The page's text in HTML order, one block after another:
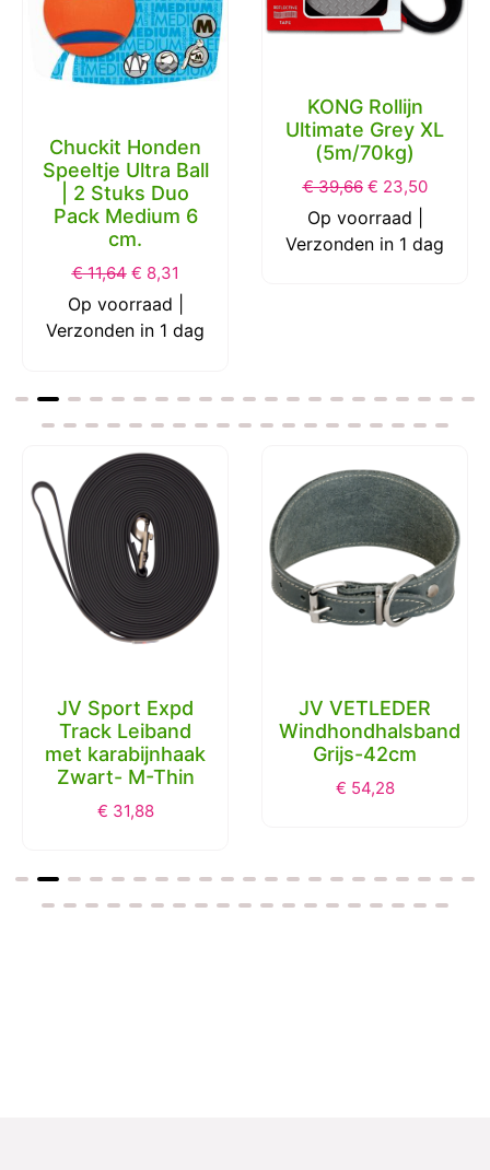
Chuckit Honden
Speeltje Ultra Ball
| 2 Stuks Duo
Pack Medium 6
cm.
€11,64 €8,31
Verzonden in 1 dag
Ultimate Grey XL
(5m/70kg)
€ 39,66 € 23,50
JV Sport Expd
met karabijnhaak
€ 31,88
Windhondhalsband